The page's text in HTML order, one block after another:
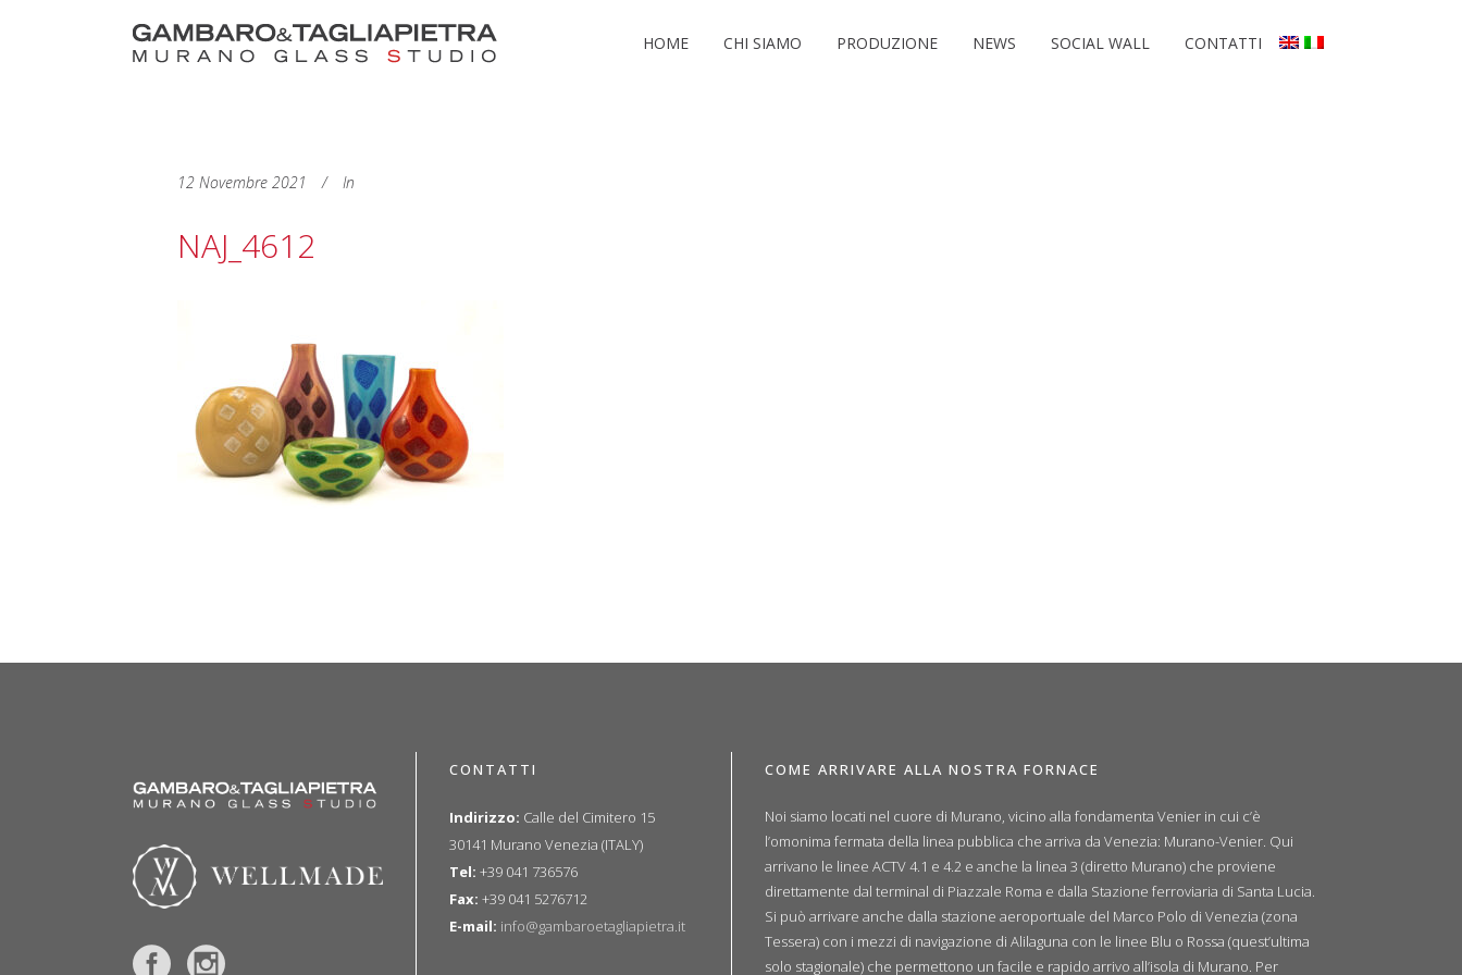
HOME CHI SIAMO PRODUZIONE NEWS SOCIAL WALL CONTATTI
12 Novembre 2021 In
NAJ_4612
CONTATTI
Indirizzo: Calle del Cimitero 15
30141 Murano Venezia (ITALY)
Tel: +39 041 736576
Fax: +39 041 5276712
E-mail: info@gambaroetagliapietra.it
COME ARRIVARE ALLA NOSTRA FORNACE
Noi siamo locati nel cuore di Murano, vicino alla fondamenta Venier in cui c’è
l’omonima fermata della linea pubblica che arriva da Venezia: Murano-Venier. Qui
arrivano le linee ACTV 4.1 e 4.2 e anche la linea 3 (diretto Murano) che proviene
direttamente dal terminal di Piazzale Roma e dalla Stazione ferroviaria di Santa Lucia.
Si può arrivare anche dalla stazione aeroportuale del Marco Polo di Venezia (zona
Tessera) con i mezzi di navigazione di Alilaguna con le linee Blu o Rossa (quest’ultima
solo stagionale) che permettono un facile e rapido arrivo all’isola di Murano. Per